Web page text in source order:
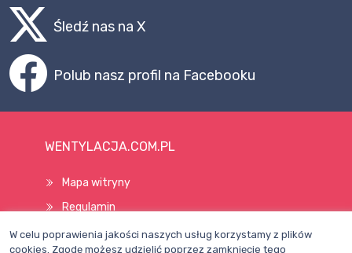
Śledź nas na X
Polub nasz profil na Facebooku
WENTYLACJA.COM.PL
Mapa witryny
Regulamin
Polityka Prywatności
W celu poprawienia jakości naszych usług korzystamy z plików
cookies. Zgodę możesz udzielić poprzez zamknięcie tego